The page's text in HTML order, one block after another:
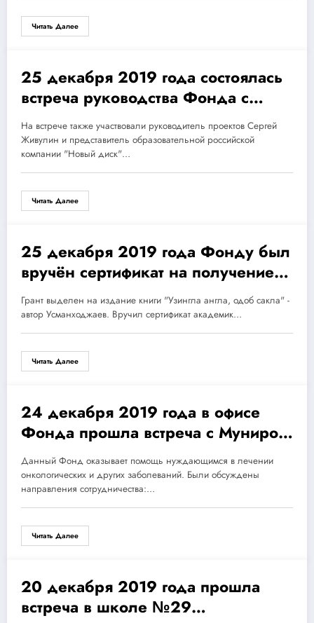
Читать Далее
25.12.2019
25 декабря 2019 года состоялась
встреча руководства Фонда с
Генеральным директором
Росинфокоминвест Микаберидзе
Георгием Александровичем.
На встрече также участвовали руководитель проектов Сергей
Живулин и представитель образовательной российской
компании "Новый диск"…
Читать Далее
25.12.2019
25 декабря 2019 года Фонду был
вручён сертификат на получение
гранта от Фонда поддержки ННО.
Грант выделен на издание книги "Узингла англа, одоб сакла" -
автор Усманходжаев. Вручил сертификат академик…
Читать Далее
24.12.2019
24 декабря 2019 года в офисе
Фонда прошла встреча с Мунирой
Ходжихановой — Председателем
Попечительского совета
общественного Фонда «EZCU
AMAL «
Данный Фонд оказывает помощь нуждающимся в лечении
онкологических и других заболеваний. Были обсуждены
направления сотрудничества:…
Читать Далее
20.12.2019
20 декабря 2019 года прошла
встреча в школе №29